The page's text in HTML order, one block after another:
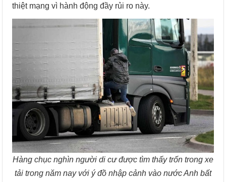
thiệt mạng vì hành động đầy rủi ro này.
Hàng chục nghìn người di cư được tìm thấy trốn trong xe
tải trong năm nay với ý đồ nhập cảnh vào nước Anh bất